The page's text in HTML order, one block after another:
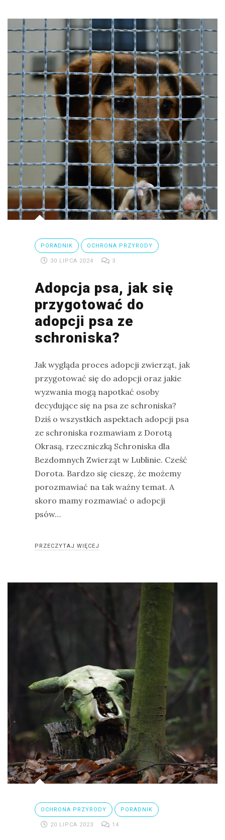
PORADNIK OCHRONA PRZYRODY
30 LIPCA 2024 3
Adopcja psa, jak się
przygotować do
adopcji psa ze
schroniska?
Jak wygląda proces adopcji zwierząt, jak
przygotować się do adopcji oraz jakie
wyzwania mogą napotkać osoby
decydujące się na psa ze schroniska?
Dziś o wszystkich aspektach adopcji psa
ze schroniska rozmawiam z Dorotą
Okrasą, rzeczniczką Schroniska dla
Bezdomnych Zwierząt w Lublinie. Cześć
Dorota. Bardzo się cieszę, że możemy
porozmawiać na tak ważny temat. A
skoro mamy rozmawiać o adopcji
psów…
PRZECZYTAJ WIĘCEJ
OCHRONA PRZYRODY PORADNIK
20 LIPCA 2023 14